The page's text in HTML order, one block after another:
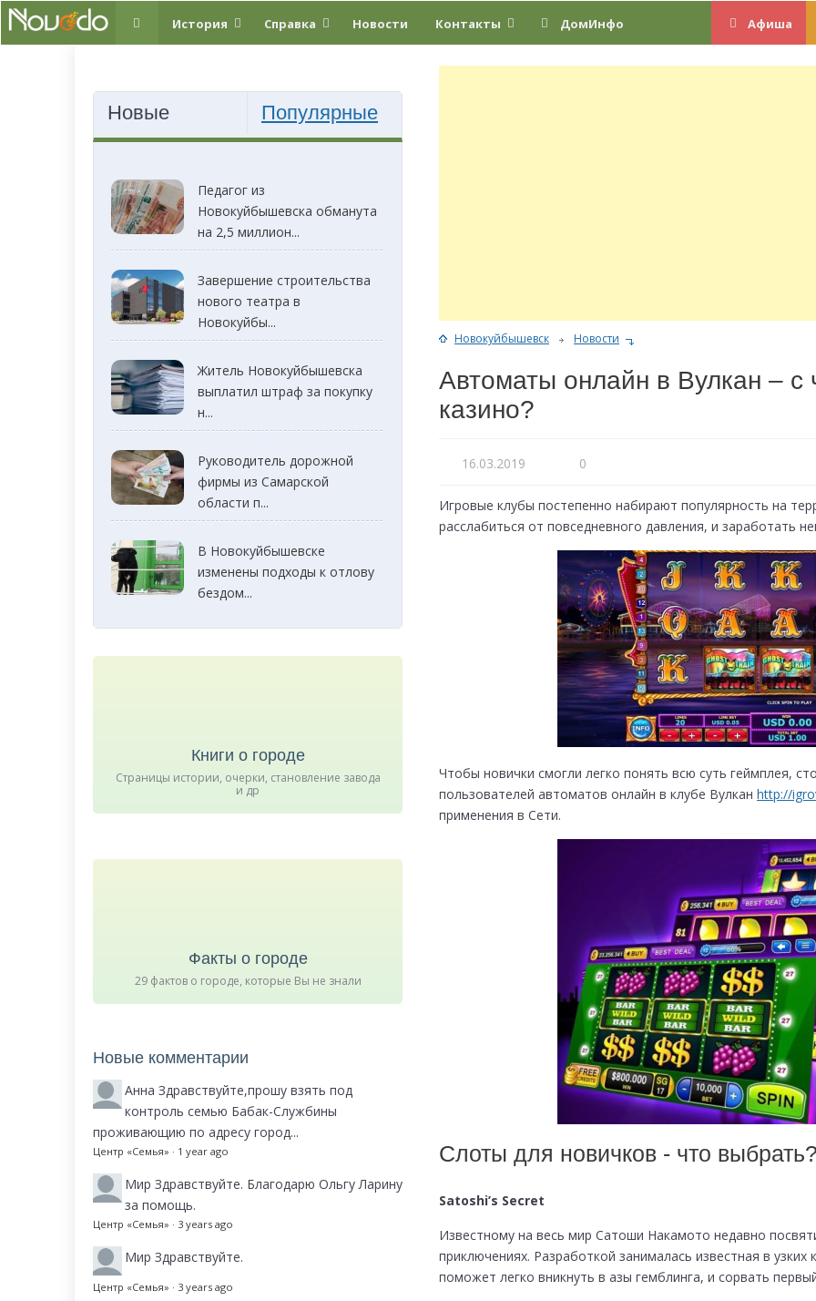
История Справка Новости Контакты Афиша
ДомИнфо
Новокуйбышевск Новости
Автоматы онлайн в Вулкан – с
казино?
16.03.2019 0
Игровые клубы постепенно набирают популярность на
расслабиться от повседневного давления, и заработать
Чтобы новички смогли легко понять всю суть геймплея,
пользователей автоматов онлайн в клубе Вулкан http://
применения в Сети.
Слоты для новичков - что
Satoshi’s Secret
Известному на весь мир Сатоши Накамото недавно
приключениях. Разработкой занималась известная в узких
поможет легко вникнуть в азы гемблинга, и сорвать
Новые Популярные
Педагог из
Новокуйбышевска обманута
на 2,5 миллион...
Завершение строительства
нового театра в
Новокуйбы...
Житель Новокуйбышевска
выплатил штраф за покупку
н...
Руководитель дорожной
фирмы из Самарской
области п...
В Новокуйбышевске
изменены подходы к отлову
бездом...
Книги о городе
Страницы истории, очерки, становление завода
и др
Факты о городе
29 фактов о городе, которые Вы не знали
Новые комментарии
Анна Здравствуйте,прошу взять под
контроль семью Бабак-Службины
проживающию по адресу город...
Центр «Семья» · 1 year ago
Мир Здравствуйте. Благодарю Ольгу Ларину
за помощь.
Центр «Семья» · 3 years ago
Мир Здравствуйте.
Центр «Семья» · 3 years ago